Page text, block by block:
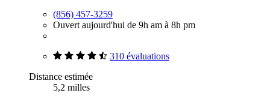
(856) 457-3259
Ouvert aujourd'hui de 9h am à 8h pm
310 évaluations
Distance estimée
5,2 milles